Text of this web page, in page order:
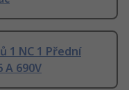
1 NC 1 Přední
A 690V